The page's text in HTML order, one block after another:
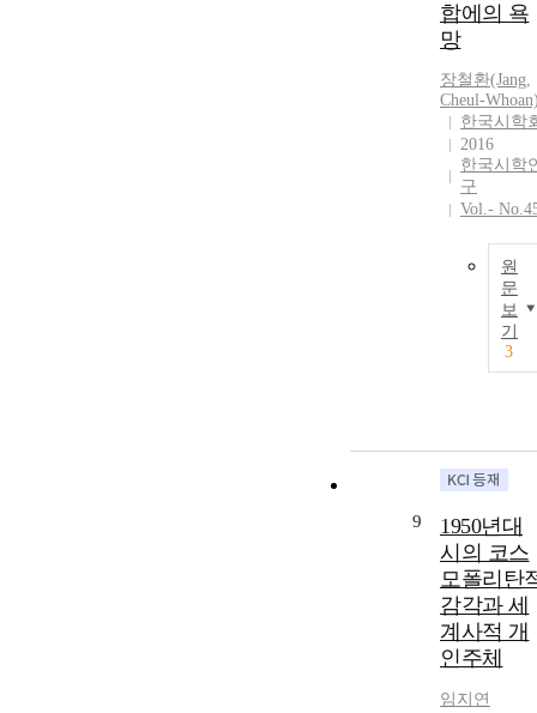
합에의 욕
망
장철환(Jang,
Cheul-
한국시학
2016
한국시학
구
Vol.-
원
문
보
기
3
9
1950년대
시의 코스
모폴리탄
감각과 세
계사적 개
인주체
임지연